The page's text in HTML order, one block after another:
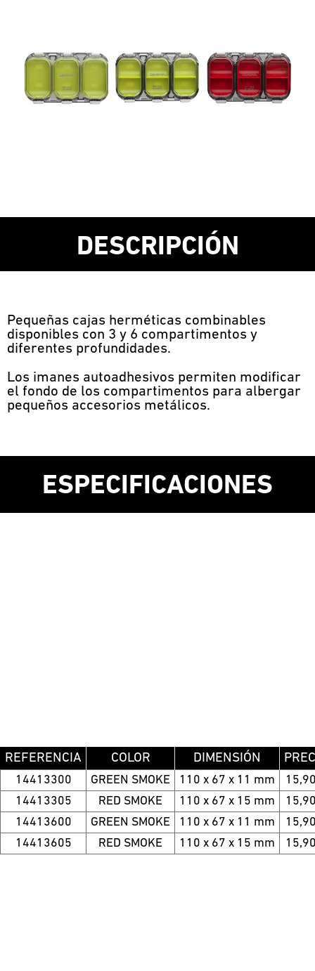
DESCRIPCIÓN
Pequeñas cajas herméticas combinables
disponibles con 3 y 6 compartimentos y
diferentes profundidades.
Los imanes autoadhesivos permiten modificar
el fondo de los compartimentos para albergar
pequeños accesorios metálicos.
ESPECIFICACIONES
REFERENCIA COLOR DIMENSIÓN
14413300 GREEN SMOKE 110 x 67 x 11 mm
14413305
RED SMOKE 110 x 67 x 15 mm
14413600
GREEN SMOKE 110 x 67 x 11 mm
14413605
RED SMOKE 110 x 67 x 15 mm